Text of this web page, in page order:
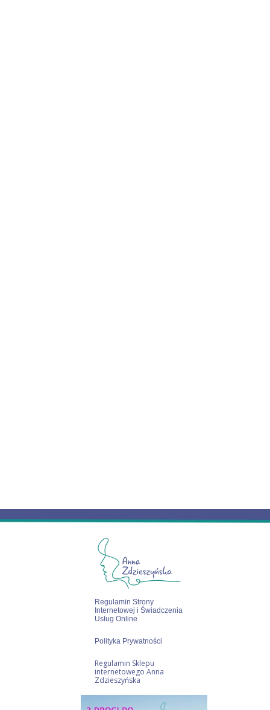
Polityka Prywatności
Regulamin Strony
Internetowej i Świadczenia
Usług Online
Regulamin Sklepu
internetowego Anna
Zdzieszyńska